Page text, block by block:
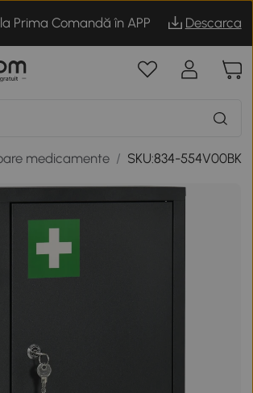
la Prima Comandă în APP Descarca
medicamente / SKU:834-554V00BK